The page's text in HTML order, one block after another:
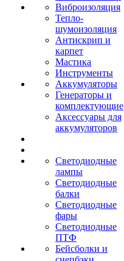
Виброизоляция
Тепло-
шумоизоляция
Антискрип и
карпет
Мастика
Инструменты
Аккумуляторы
Генераторы и
комплектующие
Аксессуары для
аккумуляторов
Светодиодные
лампы
Светодиодные
балки
Светодиодные
фары
Светодиодные
ПТФ
Бейсболки и